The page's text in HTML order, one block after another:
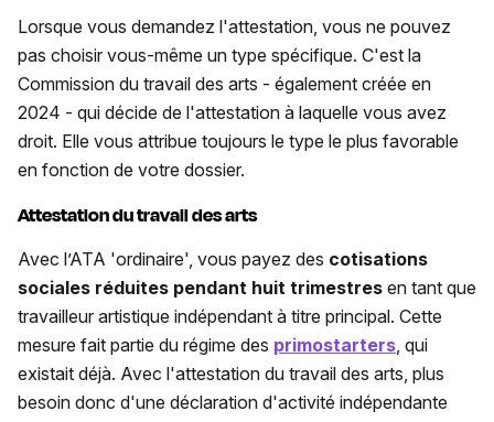
Lorsque vous demandez l'attestation, vous ne pouvez
pas choisir vous-même un type spécifique. C'est la
Commission du travail des arts - également créée en
2024 - qui décide de l'attestation à laquelle vous avez
droit. Elle vous attribue toujours le type le plus favorable
en fonction de votre dossier.
Attestation du travail des arts
Avec l’ATA 'ordinaire', vous payez des cotisations
sociales réduites pendant huit trimestres en tant que
travailleur artistique indépendant à titre principal. Cette
mesure fait partie du régime des primostarters, qui
existait déjà. Avec l'attestation du travail des arts, plus
besoin donc d'une déclaration d'activité indépendante